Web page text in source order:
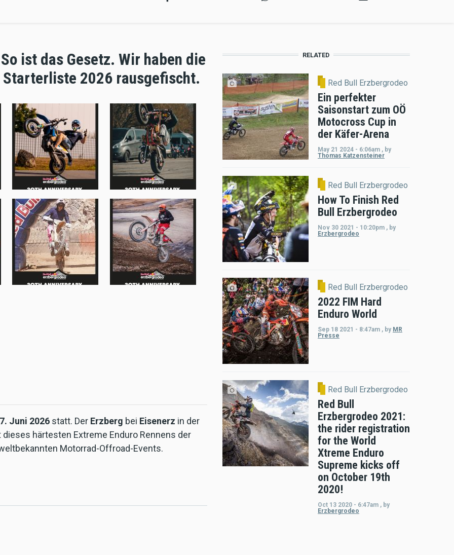
ist das Gesetz. Wir haben die
2026 rausgefischt.
Juni 2026 statt. Der Erzberg bei Eisenerz in der
härtesten Extreme Enduro Rennens der
Motorrad-Offroad-Events.
RELATED
Red Bull Erzbergrodeo
Ein perfekter
Saisonstart zum OÖ
Motocross Cup in
der Käfer-Arena
May 21 2024 - 6:06am , by
Thomas Katzensteiner
Red Bull Erzbergrodeo
How To Finish Red
Bull Erzbergrodeo
Nov 30 2021 - 10:20pm , by
Erzbergrodeo
Red Bull Erzbergrodeo
2022 FIM Hard
Enduro World
Sep 18 2021 - 8:47am , by MR
Presse
Red Bull Erzbergrodeo
Red Bull
Erzbergrodeo 2021:
the rider registration
for the World
Xtreme Enduro
Supreme kicks off
on October 19th
2020!
Oct 13 2020 - 6:47am , by
Erzbergrodeo